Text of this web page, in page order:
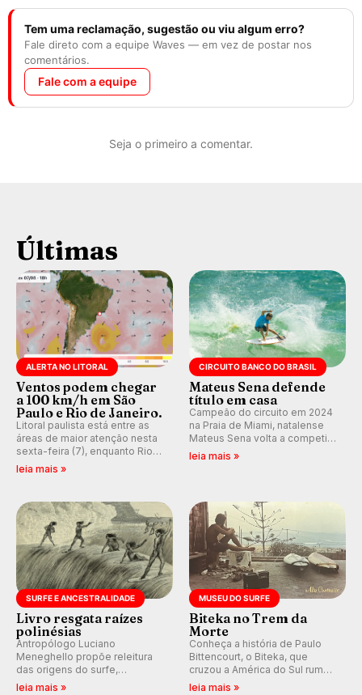
Tem uma reclamação, sugestão ou viu algum erro?
Fale direto com a equipe Waves — em vez de postar nos
comentários.
Fale com a equipe
Seja o primeiro a comentar.
Últimas
ALERTA NO LITORAL
Ventos podem chegar
a 100 km/h em São
Paulo e Rio de Janeiro.
Litoral paulista está entre as
áreas de maior atenção nesta
sexta-feira (7), enquanto Rio
de Janeiro também recebe
km/h em Itanhaém.
leia mais »
CIRCUITO BANCO DO BRASIL
Mateus Sena defende
título em casa
Campeão do circuito em 2024
na Praia de Miami, natalense
Mateus Sena volta a competir
em casa em busca de manter a
leia mais »
SURFE E ANCESTRALIDADE
Livro resgata raízes
polinésias
Antropólogo Luciano
Meneghello propõe releitura
das origens do surfe,
resgatando a cultura polinésia
leia mais »
MUSEU DO SURFE
Biteka no Trem da
Morte
Conheça a história de Paulo
Bittencourt, o Biteka, que
cruzou a América do Sul rumo
ao Pacífico em uma jornada
leia mais »